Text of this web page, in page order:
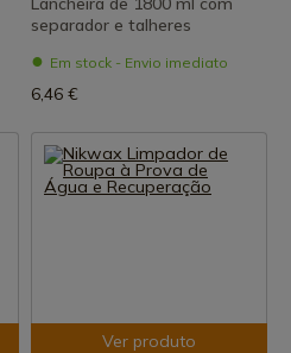
separador e talheres
Em stock - Envio imediato
6,46 €
Ver produto